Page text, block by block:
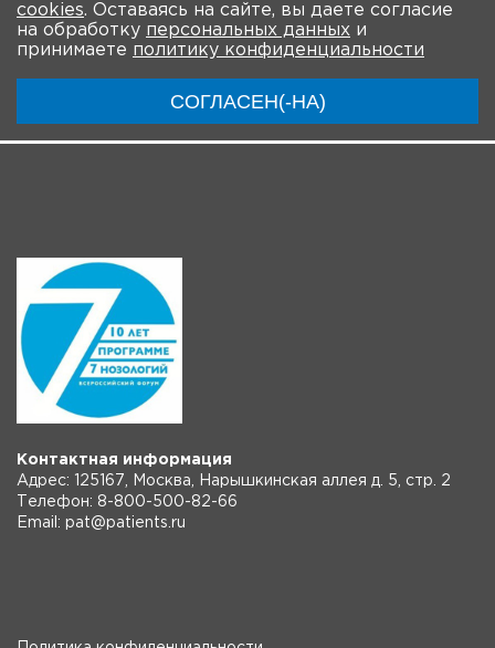
cookies. Оставаясь на сайте, вы даете согласие
на обработку персональных данных и
принимаете политику конфиденциальности
СОГЛАСЕН(-НА)
О Форуме Участники Программа
Трансляции
Контактная информация
Адрес: 125167, Москва, Нарышкинская аллея д. 5, стр. 2
Телефон: 8-800-500-82-66
Email: pat@patients.ru